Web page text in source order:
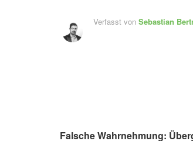
Verfasst von Sebastian
Falsche Wahrnehmung: